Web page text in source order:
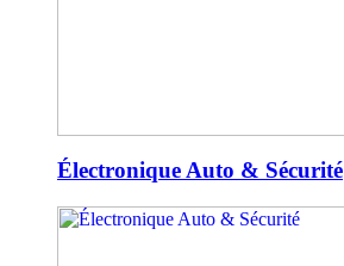
Électronique Auto & Sécurité